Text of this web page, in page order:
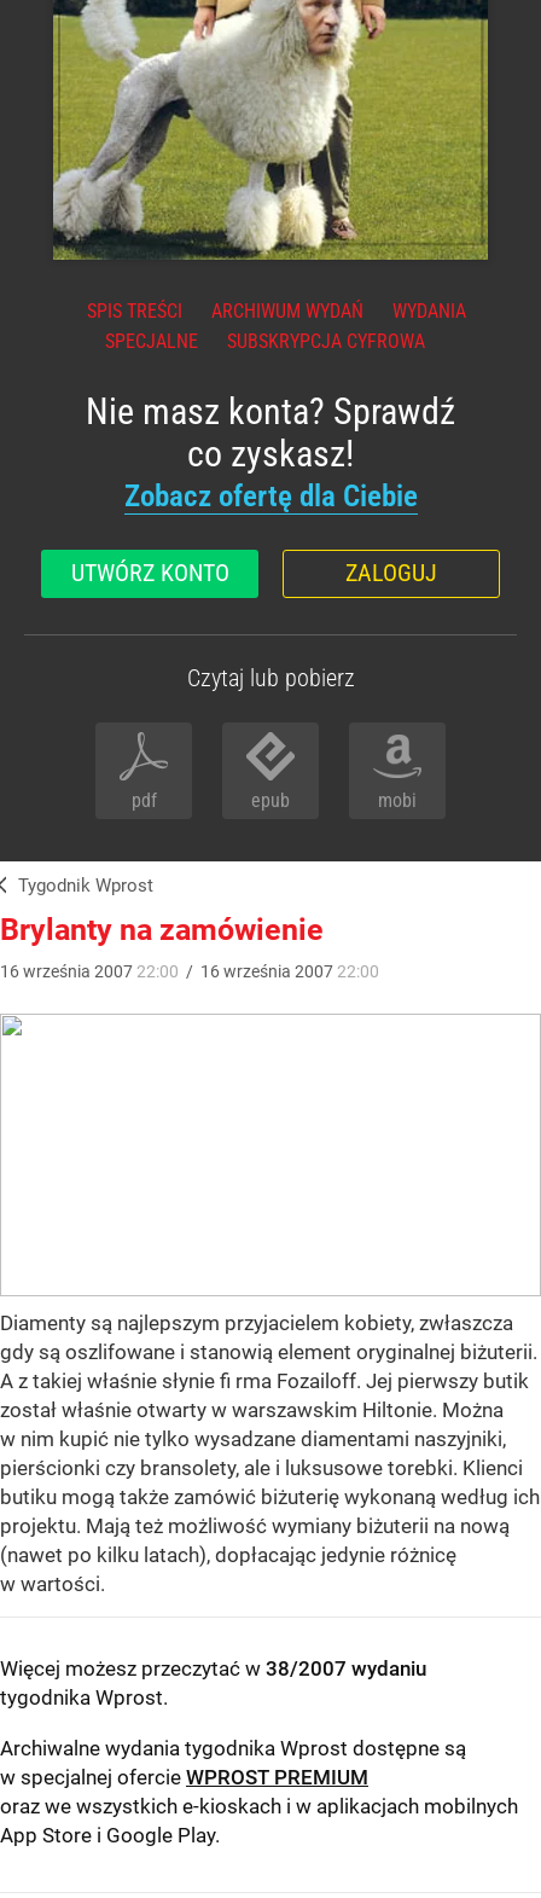
SPIS TREŚCI ARCHIWUM WYDAŃ
WYDANIA
SPECJALNE
SUBSKRYPCJA CYFROWA
Nie masz konta? Sprawdź
co zyskasz!
Zobacz ofertę dla Ciebie
UTWÓRZ KONTO ZALOGUJ
Czytaj lub pobierz
pdf epub mobi
Tygodnik Wprost
Brylanty na zamówienie
16września 2007 22:00 / 16września 2007 22:00
Diamenty są najlepszym przyjacielem kobiety, zwłaszcza
gdy są oszlifowane i stanowią element oryginalnej biżuterii.
A z takiej właśnie słynie fi rma Fozailoff. Jej pierwszy butik
został właśnie otwarty w warszawskim Hiltonie. Można
w nim kupić nie tylko wysadzane diamentami naszyjniki,
pierścionki czy bransolety, ale i luksusowe torebki. Klienci
butiku mogą także zamówić biżuterię wykonaną według ich
projektu. Mają też możliwość wymiany biżuterii na nową
(nawet po kilku latach), dopłacając jedynie różnicę
w wartości.
Więcej możesz przeczytać w 38/2007 wydaniu
tygodnika Wprost.
Archiwalne wydania tygodnika Wprost dostępne są
w specjalnej ofercie WPROST PREMIUM
oraz we wszystkich e-kioskach i w aplikacjach mobilnych
App Store i Google Play.